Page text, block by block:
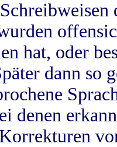
hat, oder
dann so
denen